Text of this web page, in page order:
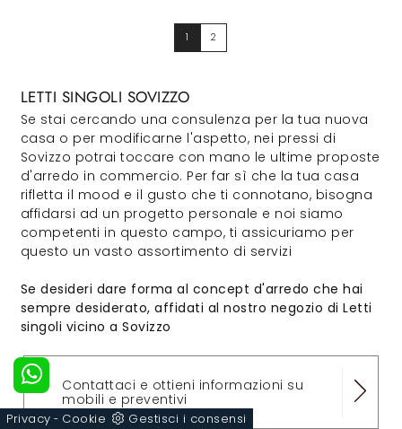
1 2
LETTI SINGOLI SOVIZZO
Se stai cercando una consulenza per la tua nuova
casa o per modificarne l'aspetto, nei pressi di
Sovizzo potrai toccare con mano le ultime proposte
d'arredo in commercio. Per far sì che la tua casa
rifletta il mood e il gusto che ti connotano, bisogna
affidarsi ad un progetto personale e noi siamo
competenti in questo campo, ti assicuriamo per
questo un vasto assortimento di servizi
Se desideri dare forma al concept d'arredo che hai
sempre desiderato, affidati al nostro negozio di Letti
singoli vicino a Sovizzo
Contattaci e ottieni informazioni su
mobili e preventivi
Privacy - Cookie Gestisci i consensi